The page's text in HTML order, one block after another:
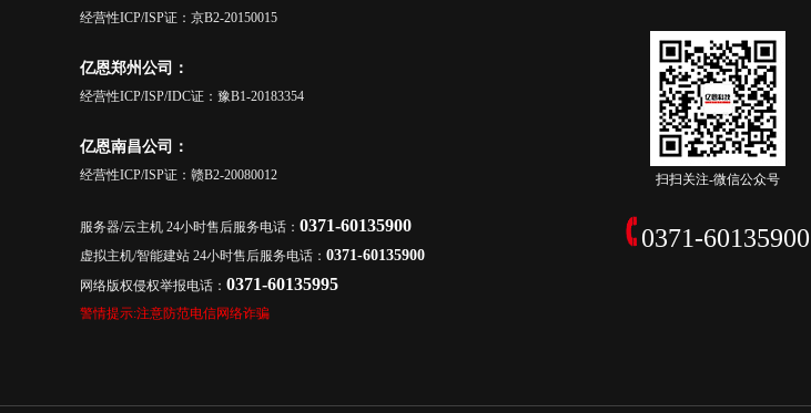
经营性ICP/ISP证：京B2-20150015
亿恩郑州公司：
经营性ICP/ISP/IDC证：豫B1-20183354
亿恩南昌公司：
经营性ICP/ISP证：赣B2-20080012
服务器/云主机 24小时售后服务电话： 0371-60135900
虚拟主机/智能建站 24小时售后服务电话： 0371-60135900
网络版权侵权举报电话： 0371-60135995
警情提示:注意防范电信网络诈骗
扫扫关注-微信公众号
0371-60135900